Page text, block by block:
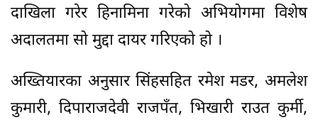
दाखिला गरेर हिनामिना गरेको अभियोगमा विशेष
अदालतमा सो मुद्दा दायर गरिएको हो ।
अख्तियारका अनुसार सिंहसहित रमेश मडर, अमलेश
कुमारी, दिपाराजदेवी राजपँत, भिखारी राउत कुर्मी,